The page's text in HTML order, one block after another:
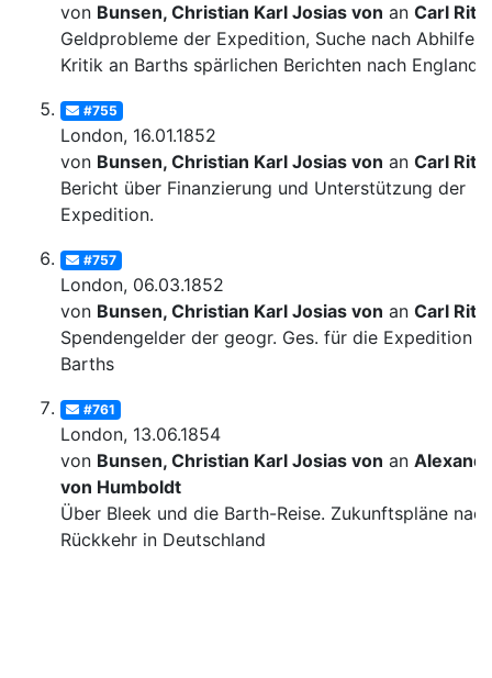
von Bunsen, Christian Karl Josias von an Carl
Geldprobleme der Expedition, Suche nach Abhilfe;
Kritik an Barths spärlichen Berichten nach England
#755
London, 16.01.1852
von Bunsen, Christian Karl Josias von an Carl
Bericht über Finanzierung und Unterstützung der
Expedition.
#757
London, 06.03.1852
von Bunsen, Christian Karl Josias von an Carl
Spendengelder der geogr. Ges. für die Expedition
Barths
#761
London, 13.06.1854
von Bunsen, Christian Karl Josias von an
von Humboldt
Über Bleek und die Barth-Reise. Zukunftspläne nach
Rückkehr in Deutschland